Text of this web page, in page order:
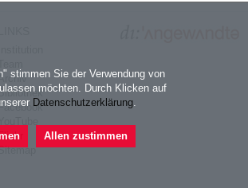
stimmen Sie der Verwendung von
möchten. Durch Klicken auf
Datenschutzerklärung.
Allen zustimmen